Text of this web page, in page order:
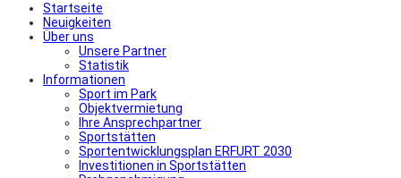
Startseite
Neuigkeiten
Über uns
Unsere Partner
Statistik
Informationen
Sport im Park
Objektvermietung
Ihre Ansprechpartner
Sportstätten
Sportentwicklungsplan ERFURT 2030
Investitionen in Sportstätten